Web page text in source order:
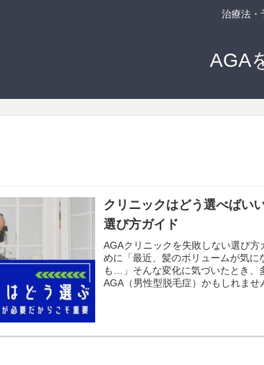
治療法・
AGA
クリニックはどう選べばい
選び方ガイド
AGAクリニックを失敗しない選び
めに「最近、髪のボリュームが気
も…」そんな変化に気づいたとき、
AGA（男性型脱毛症）かもしれませ